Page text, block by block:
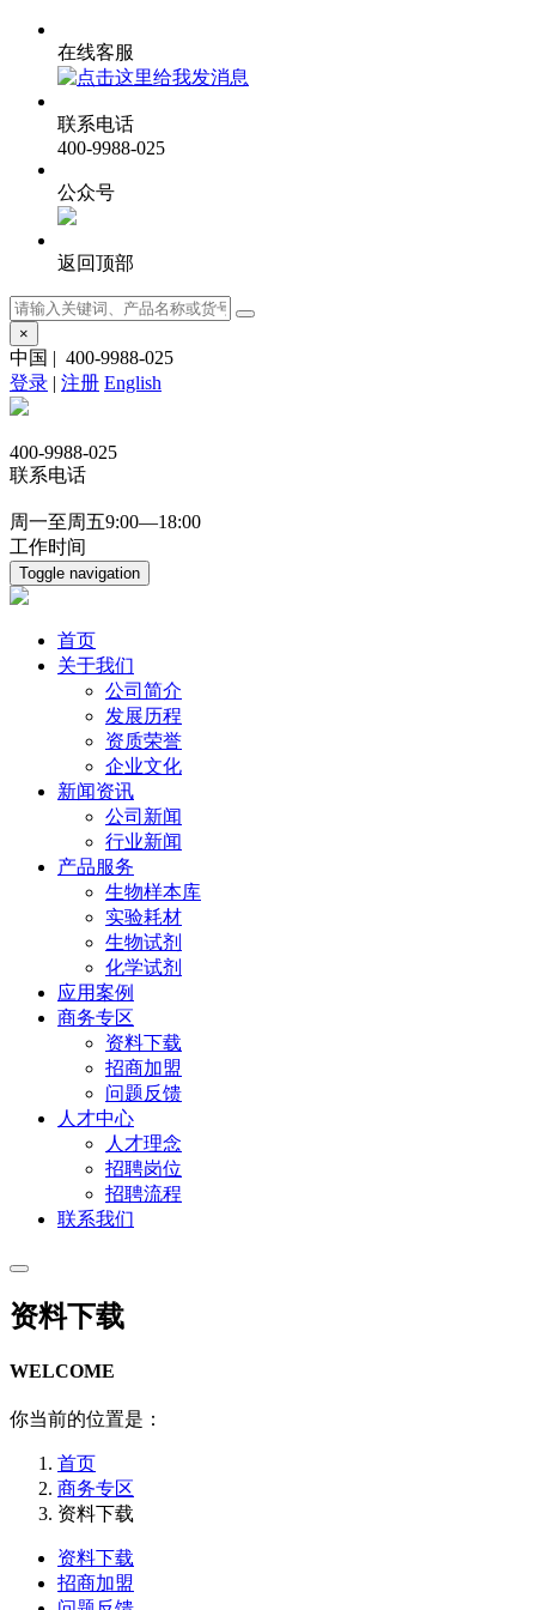
在线客服
联系电话
400-9988-025
公众号
返回顶部
×
中国 | 400-9988-025
登录 | 注册 English
400-9988-025
联系电话
周一至周五9:00—18:00
工作时间
Toggle navigation
首页
关于我们
公司简介
发展历程
资质荣誉
企业文化
新闻资讯
公司新闻
行业新闻
产品服务
生物样本库
实验耗材
生物试剂
化学试剂
应用案例
商务专区
资料下载
招商加盟
问题反馈
人才中心
人才理念
招聘岗位
招聘流程
联系我们
资料下载
WELCOME
你当前的位置是：
首页
商务专区
资料下载
资料下载
招商加盟